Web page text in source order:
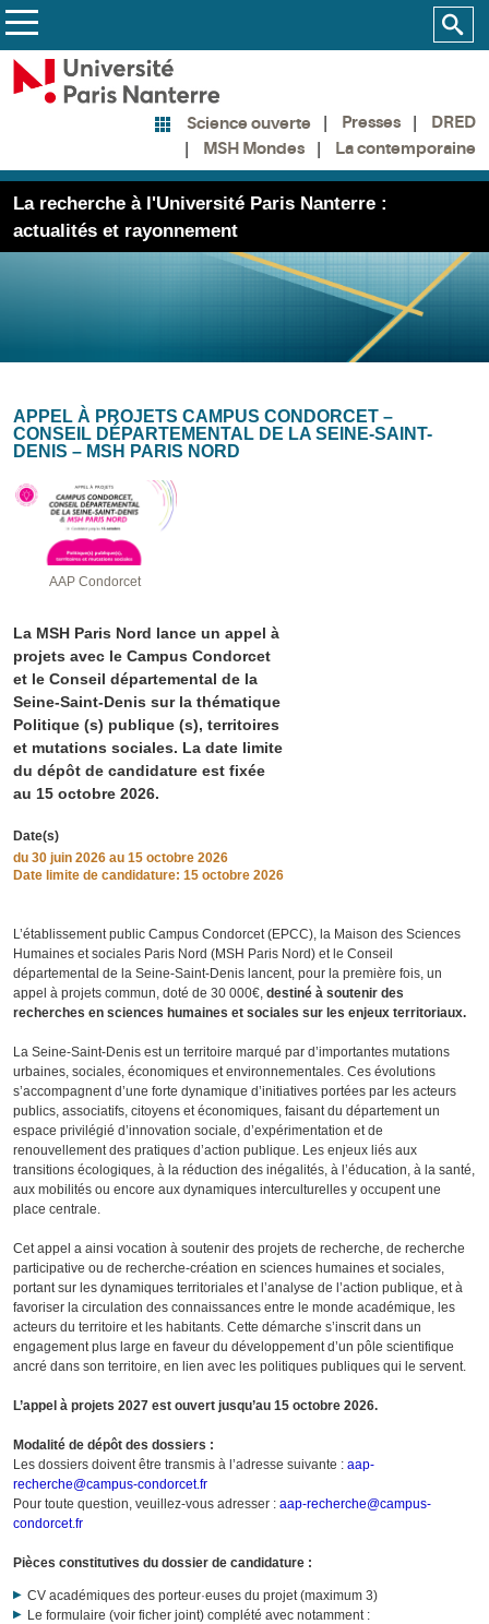
Science ouverte Presses
DRED
MSH Mondes
La contemporaine
La recherche à l'Université Paris Nanterre :
actualités et rayonnement
APPEL À PROJETS CAMPUS CONDORCET –
CONSEIL DÉPARTEMENTAL DE LA SEINE-SAINT-
DENIS – MSH PARIS NORD
AAP Condorcet
La MSH Paris Nord lance un appel à
projets avec le Campus Condorcet
et le Conseil départemental de la
Seine-Saint-Denis sur la thématique
Politique (s) publique (s), territoires
et mutations sociales. La date limite
du dépôt de candidature est fixée
au 15 octobre 2026.
Date(s)
du 30 juin 2026 au 15 octobre 2026
Date limite de candidature: 15 octobre 2026
L’établissement public Campus Condorcet (EPCC), la Maison des Sciences
Humaines et sociales Paris Nord (MSH Paris Nord) et le Conseil
départemental de la Seine-Saint-Denis lancent, pour la première fois, un
appel à projets commun, doté de 30 000€, destiné à soutenir des
recherches en sciences humaines et sociales sur les enjeux territoriaux.
La Seine-Saint-Denis est un territoire marqué par d’importantes mutations
urbaines, sociales, économiques et environnementales. Ces évolutions
s’accompagnent d’une forte dynamique d’initiatives portées par les acteurs
publics, associatifs, citoyens et économiques, faisant du département un
espace privilégié d’innovation sociale, d’expérimentation et de
renouvellement des pratiques d’action publique. Les enjeux liés aux
transitions écologiques, à la réduction des inégalités, à l’éducation, à la santé,
aux mobilités ou encore aux dynamiques interculturelles y occupent une
place centrale.
Cet appel a ainsi vocation à soutenir des projets de recherche, de recherche
participative ou de recherche-création en sciences humaines et sociales,
portant sur les dynamiques territoriales et l’analyse de l’action publique, et à
favoriser la circulation des connaissances entre le monde académique, les
acteurs du territoire et les habitants. Cette démarche s’inscrit dans un
engagement plus large en faveur du développement d’un pôle scientifique
ancré dans son territoire, en lien avec les politiques publiques qui le servent.
L’appel à projets 2027 est ouvert jusqu’au 15 octobre 2026.
Modalité de dépôt des dossiers :
Les dossiers doivent être transmis à l’adresse suivante : aap-
recherche@campus-condorcet.fr
Pour toute question, veuillez-vous adresser : aap-recherche@campus-
condorcet.fr
Pièces constitutives du dossier de candidature :
CV académiques des porteur·euses du projet (maximum 3)
Le formulaire (voir ficher joint) complété avec notamment :